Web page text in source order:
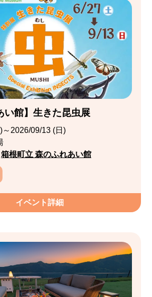
い館】生きた昆虫展
～2026/09/13 (日)
箱根町立 森のふれあい館
イベント詳細